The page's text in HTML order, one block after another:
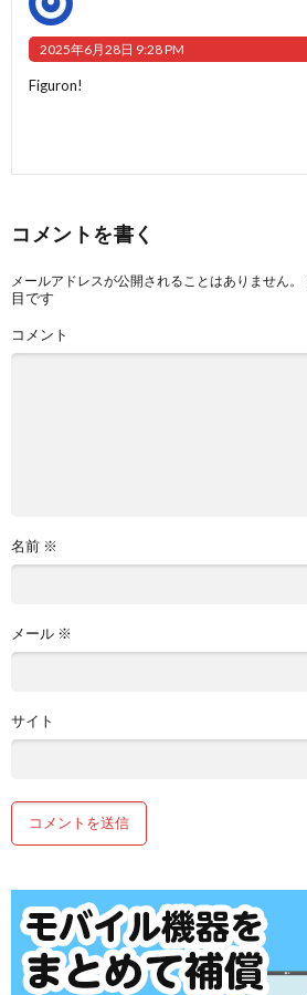
2025年6月28日 9:28 PM
Figuron!
コメントを書く
メールアドレスが公開されることはありません。
目です
コメント
名前 ※
メール ※
サイト